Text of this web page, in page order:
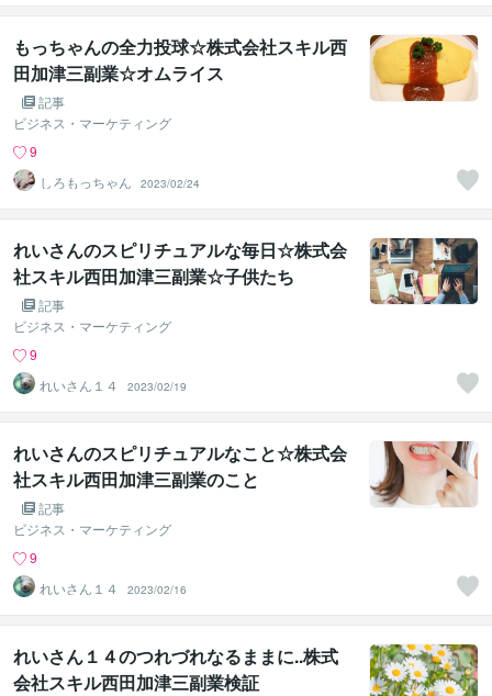
もっちゃんの全力投球☆株式会社スキル西
田加津三副業☆オムライス
記事
ビジネス・マーケティング
9
しろもっちゃん
2023/02/24
れいさんのスピリチュアルな毎日☆株式会
社スキル西田加津三副業☆子供たち
記事
ビジネス・マーケティング
9
れいさん１４
2023/02/19
れいさんのスピリチュアルなこと☆株式会
社スキル西田加津三副業のこと
記事
ビジネス・マーケティング
9
れいさん１４
2023/02/16
れいさん１４のつれづれなるままに..株式
会社スキル西田加津三副業検証